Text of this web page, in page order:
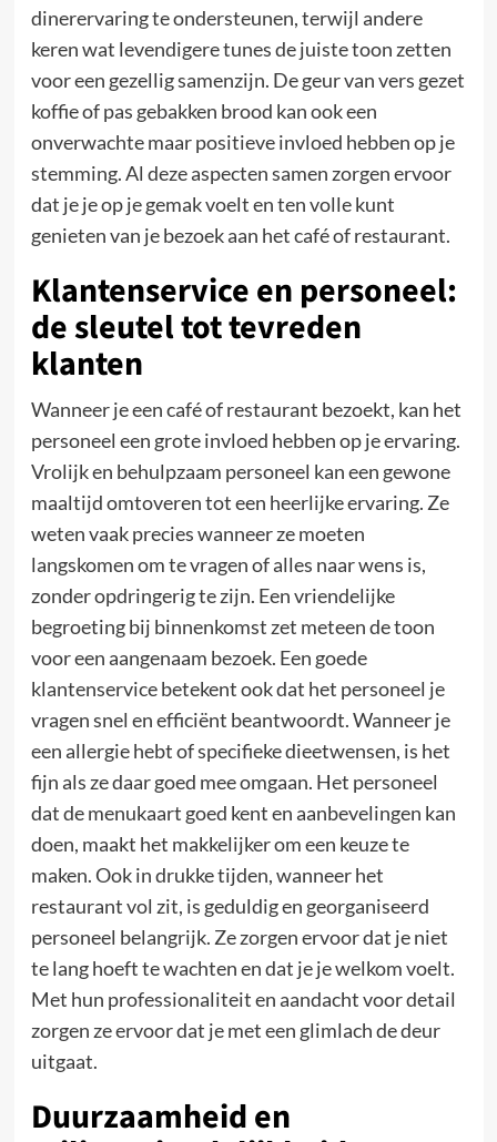
dinerervaring te ondersteunen, terwijl andere
keren wat levendigere tunes de juiste toon zetten
voor een gezellig samenzijn. De geur van vers gezet
koffie of pas gebakken brood kan ook een
onverwachte maar positieve invloed hebben op je
stemming. Al deze aspecten samen zorgen ervoor
dat je je op je gemak voelt en ten volle kunt
genieten van je bezoek aan het café of restaurant.
Klantenservice en personeel:
de sleutel tot tevreden
klanten
Wanneer je een café of restaurant bezoekt, kan het
personeel een grote invloed hebben op je ervaring.
Vrolijk en behulpzaam personeel kan een gewone
maaltijd omtoveren tot een heerlijke ervaring. Ze
weten vaak precies wanneer ze moeten
langskomen om te vragen of alles naar wens is,
zonder opdringerig te zijn. Een vriendelijke
begroeting bij binnenkomst zet meteen de toon
voor een aangenaam bezoek. Een goede
klantenservice betekent ook dat het personeel je
vragen snel en efficiënt beantwoordt. Wanneer je
een allergie hebt of specifieke dieetwensen, is het
fijn als ze daar goed mee omgaan. Het personeel
dat de menukaart goed kent en aanbevelingen kan
doen, maakt het makkelijker om een keuze te
maken. Ook in drukke tijden, wanneer het
restaurant vol zit, is geduldig en georganiseerd
personeel belangrijk. Ze zorgen ervoor dat je niet
te lang hoeft te wachten en dat je je welkom voelt.
Met hun professionaliteit en aandacht voor detail
zorgen ze ervoor dat je met een glimlach de deur
uitgaat.
Duurzaamheid en